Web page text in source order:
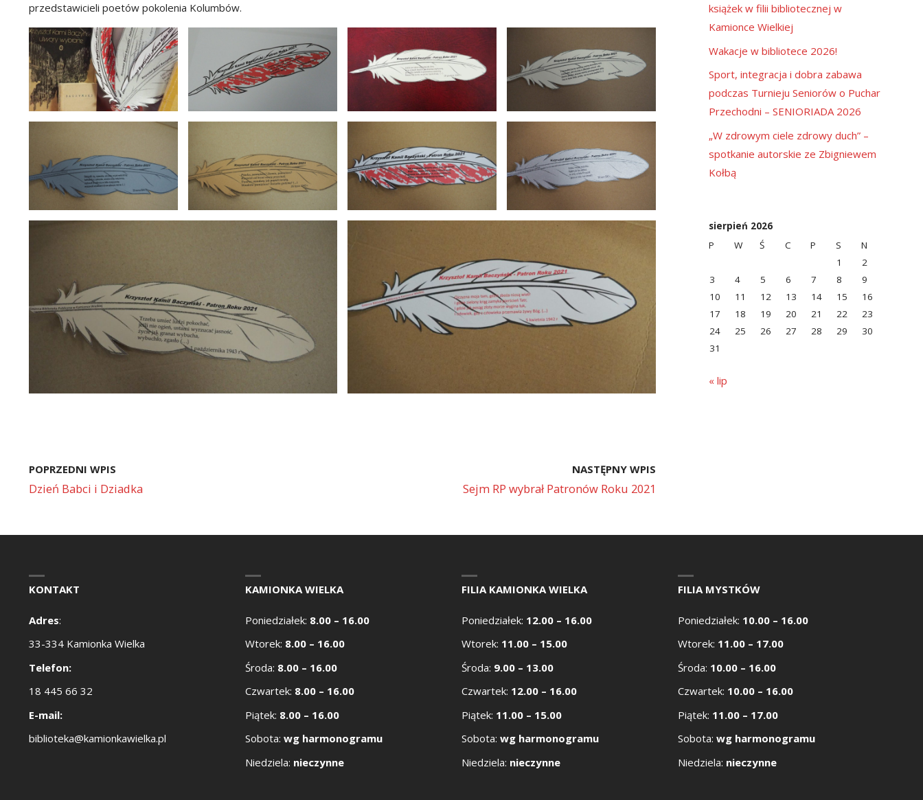
przedstawicieli poetów pokolenia Kolumbów.
POPRZEDNI WPIS
Dzień Babci i Dziadka
NASTĘPNY WPIS
Sejm RP wybrał Patronów Roku 2021
książek w filii bibliotecznej w
Kamionce Wielkiej
Wakacje w bibliotece 2026!
Sport, integracja i dobra zabawa
podczas Turnieju Seniorów o Puchar
Przechodni – SENIORIADA 2026
„W zdrowym ciele zdrowy duch” –
spotkanie autorskie ze Zbigniewem
Kołbą
sierpień 2026
P
W Ś C P S
N
1
2
3
4 5 6 7 8
9
10
11 12 13 14 15
16
17
18 19 20 21 22
23
24
25 26 27 28 29
30
31
« lip
KONTAKT
Adres:
33-334 Kamionka Wielka
Telefon:
18 445 66 32
E-mail:
biblioteka@kamionkawielka.pl
KAMIONKA WIELKA
Poniedziałek: 8.00 – 16.00
Wtorek: 8.00 – 16.00
Środa: 8.00 – 16.00
Czwartek: 8.00 – 16.00
Piątek: 8.00 – 16.00
Sobota: wg harmonogramu
Niedziela: nieczynne
FILIA KAMIONKA WIELKA
Poniedziałek: 12.00 – 16.00
Wtorek: 11.00 – 15.00
Środa: 9.00 – 13.00
Czwartek: 12.00 – 16.00
Piątek: 11.00 – 15.00
Sobota: wg harmonogramu
Niedziela: nieczynne
FILIA MYSTKÓW
Poniedziałek: 10.00 – 16.00
Wtorek: 11.00 – 17.00
Środa: 10.00 – 16.00
Czwartek: 10.00 – 16.00
Piątek: 11.00 – 17.00
Sobota: wg harmonogramu
Niedziela: nieczynne